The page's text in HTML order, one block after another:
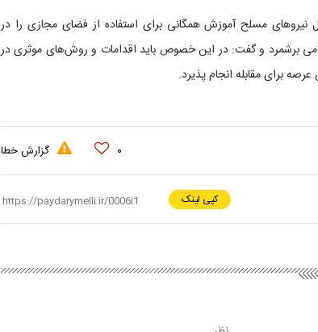
مسلح آموزش همگانی برای استفاده از فضای مجازی را در
برشمرد و گفت: در این خصوص باید اقدامات و روش‌های موثری در
برای مقابله انجام پذیرد.
۰ گزارش خطا
کپی لینک